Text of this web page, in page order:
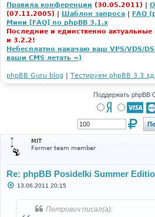
Правила конференции (30.05.2011) |
(07.11.2005) | Шаблон запроса | FAQ
Мини [FAQ] по phpBB 3.1.x
Последние и единственно
и 3.2.2!
Небесплатно накачаю ваш VPS/VDS/
ваши CMS летать =)
phpBB Guru blog | Тестируем phpBB 3.3
Поддержать phpBB
MIT
Former team member
Re: phpBB Posidelki Summer
С13.06.2011 20:15
Петрович писал(а):